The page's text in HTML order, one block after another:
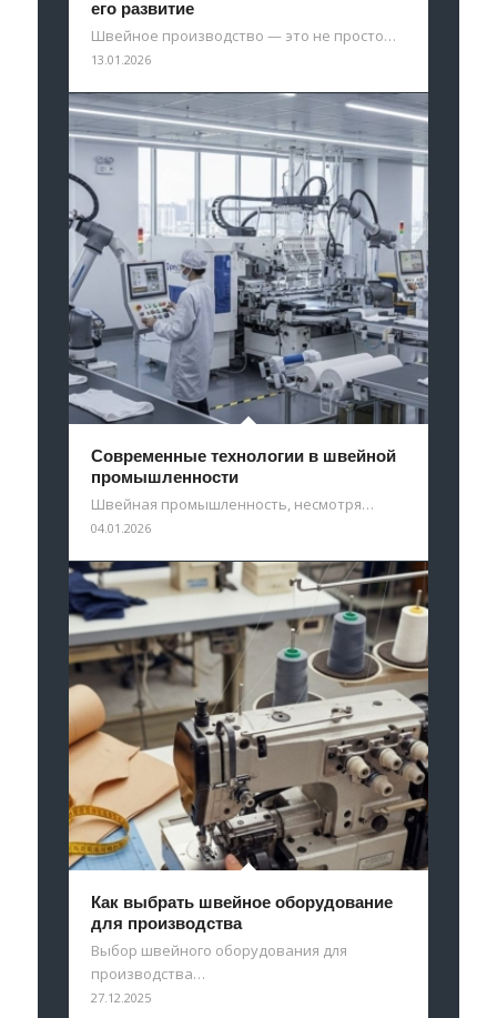
его развитие
Швейное производство — это не просто…
13.01.2026
Современные технологии в швейной
промышленности
Швейная промышленность, несмотря…
04.01.2026
Как выбрать швейное оборудование
для производства
Выбор швейного оборудования для
производства…
27.12.2025